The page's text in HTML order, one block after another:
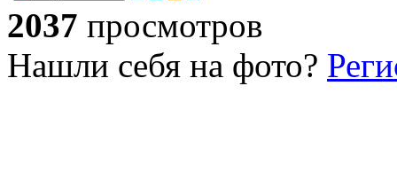
2037 просмотров
Нашли себя на фото?